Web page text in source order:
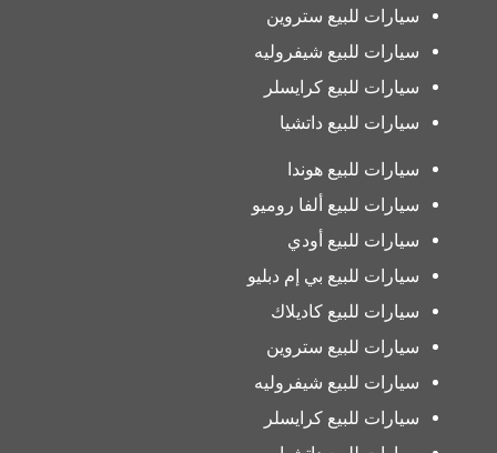
سيارات للبيع ستروين
سيارات للبيع شيفروليه
سيارات للبيع كرايسلر
سيارات للبيع داتشيا
سيارات للبيع هوندا
سيارات للبيع ألفا روميو
سيارات للبيع أودي
سيارات للبيع بي إم دبليو
سيارات للبيع كاديلاك
سيارات للبيع ستروين
سيارات للبيع شيفروليه
سيارات للبيع كرايسلر